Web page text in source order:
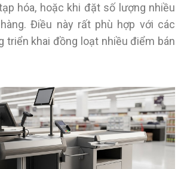
hóa, hoặc khi đặt số lượng nhiều
Điều này rất phù hợp với các
triển khai đồng loạt nhiều điểm bán